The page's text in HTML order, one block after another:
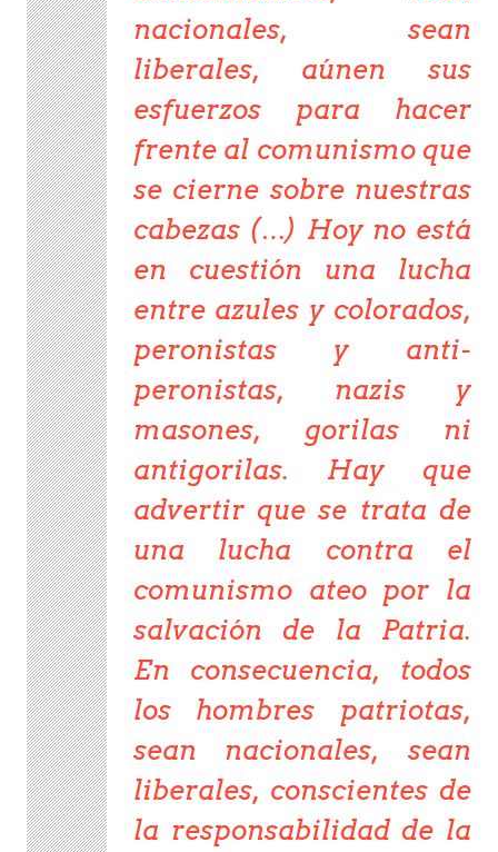
nacionales, sean
liberales, aúnen sus
esfuerzos para hacer
frente al comunismo que
se cierne sobre nuestras
cabezas (…) Hoy no está
en cuestión una lucha
entre azules y colorados,
peronistas y anti-
peronistas, nazis y
masones, gorilas ni
antigorilas. Hay que
advertir que se trata de
una lucha contra el
comunismo ateo por la
salvación de la Patria.
En consecuencia, todos
los hombres patriotas,
sean nacionales, sean
liberales, conscientes de
la responsabilidad de la